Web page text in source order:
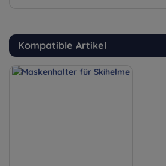
Kompatible Artikel